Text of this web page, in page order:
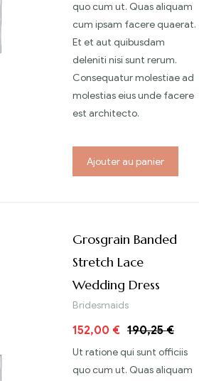
quo cum ut. Quas aliquam
cum ipsam facere quaerat.
Et et aut quibusdam
deleniti nisi sunt rerum.
Consequatur molestiae ad
molestias eius unde facere
est architecto.
Ajouter au panier
Grosgrain Banded
Stretch Lace
Wedding Dress
Bridesmaids
190,25€
152,00 €
Ut ratione qui sunt officiis
quo cum ut. Quas aliquam